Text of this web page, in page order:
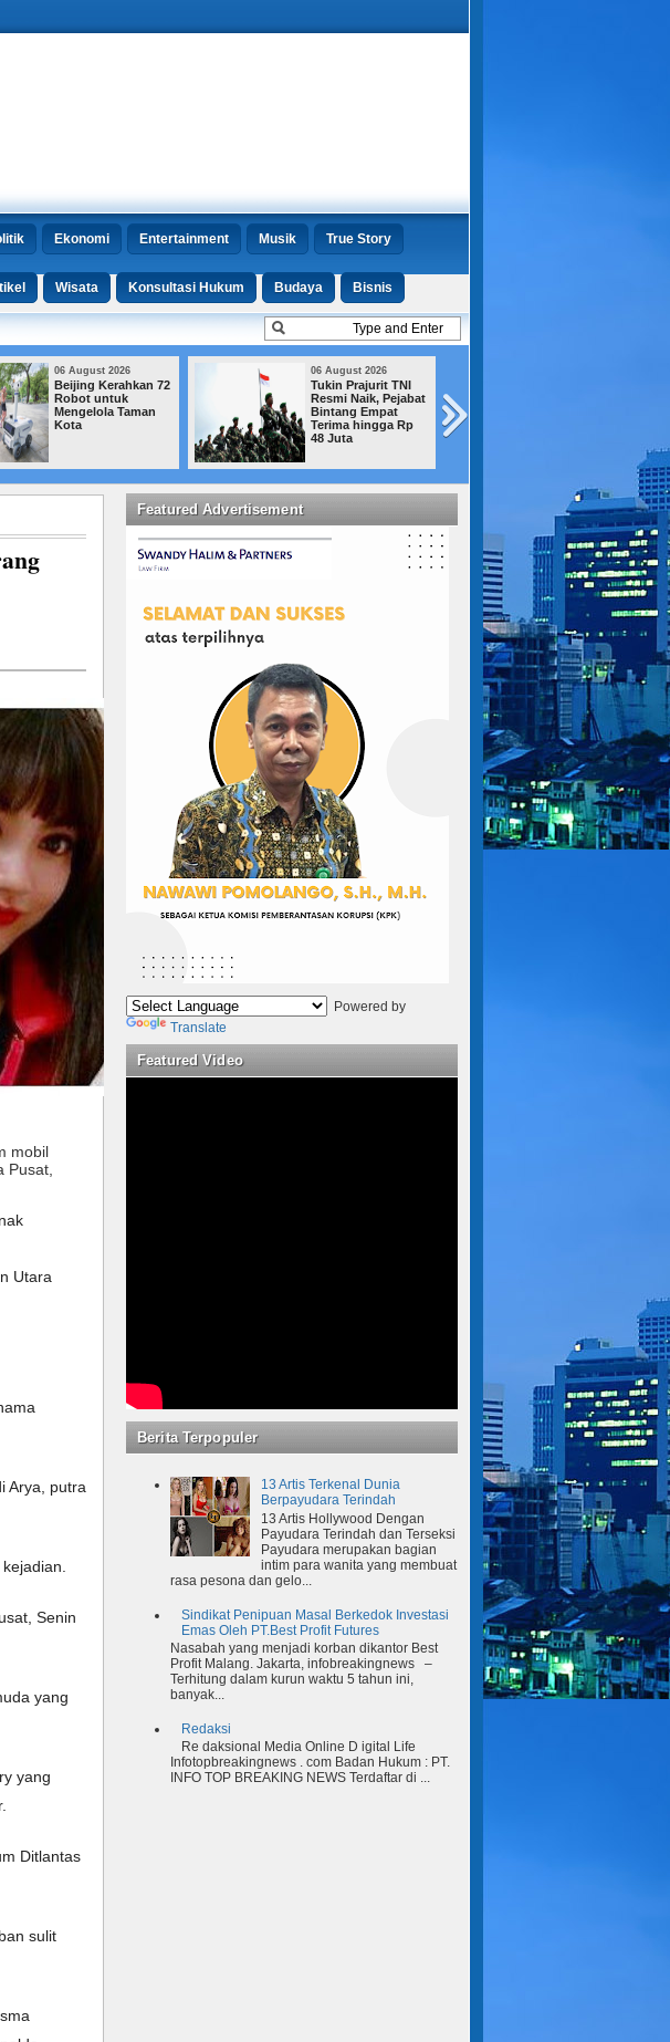
Ekonomi Entertainment Musik True Story
Wisata Konsultasi Hukum Budaya Bisnis
06 August 2026
Beijing Kerahkan 72
Robot untuk
Mengelola Taman
Kota
06 August 2026
Tukin Prajurit TNI
Resmi Naik, Pejabat
Bintang Empat
Terima hingga Rp
48 Juta
mobil
Pusat,
Utara
Arya, putra
Senin
yang
yang
Ditlantas
sulit
Featured Advertisement
Powered by
Translate
Featured Video
Berita Terpopuler
13 Artis Terkenal Dunia
Berpayudara Terindah
13 Artis Hollywood Dengan
Payudara Terindah dan Terseksi
Payudara merupakan bagian
intim para wanita yang membuat
rasa pesona dan gelo...
Sindikat Penipuan Masal Berkedok Investasi
Emas Oleh PT.Best Profit Futures
Nasabah yang menjadi korban dikantor Best
Profit Malang. Jakarta, infobreakingnews –
Terhitung dalam kurun waktu 5 tahun ini,
banyak...
Redaksi
Re daksional Media Online D igital Life
Infotopbreakingnews . com Badan Hukum : PT.
INFO TOP BREAKING NEWS Terdaftar di ...